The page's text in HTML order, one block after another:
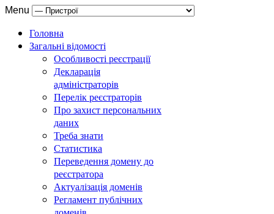
Menu
Головна
Загальні відомості
Особливості реєстрації
Декларація
адміністраторів
Перелік реєстраторів
Про захист персональних
даних
Треба знати
Статистика
Переведення домену до
реєстратора
Актуалізація доменів
Регламент публічних